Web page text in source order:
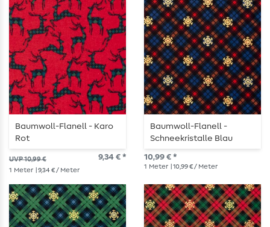
Baumwoll-Flanell - Karo
Rot
UVP 10,99 € 9,34 € *
1 Meter | 9,34 € / Meter
Baumwoll-Flanell -
Schneekristalle Blau
10,99 € *
1 Meter | 10,99 € / Meter